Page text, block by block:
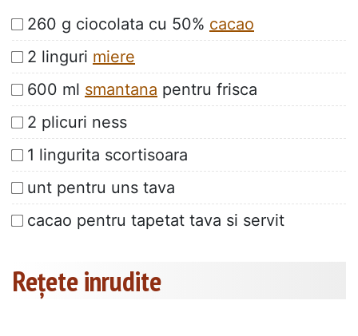
260 g ciocolata cu 50% cacao
2 linguri miere
600 ml smantana pentru frisca
2 plicuri ness
1 lingurita scortisoara
unt pentru uns tava
cacao pentru tapetat tava si servit
Rețete inrudite